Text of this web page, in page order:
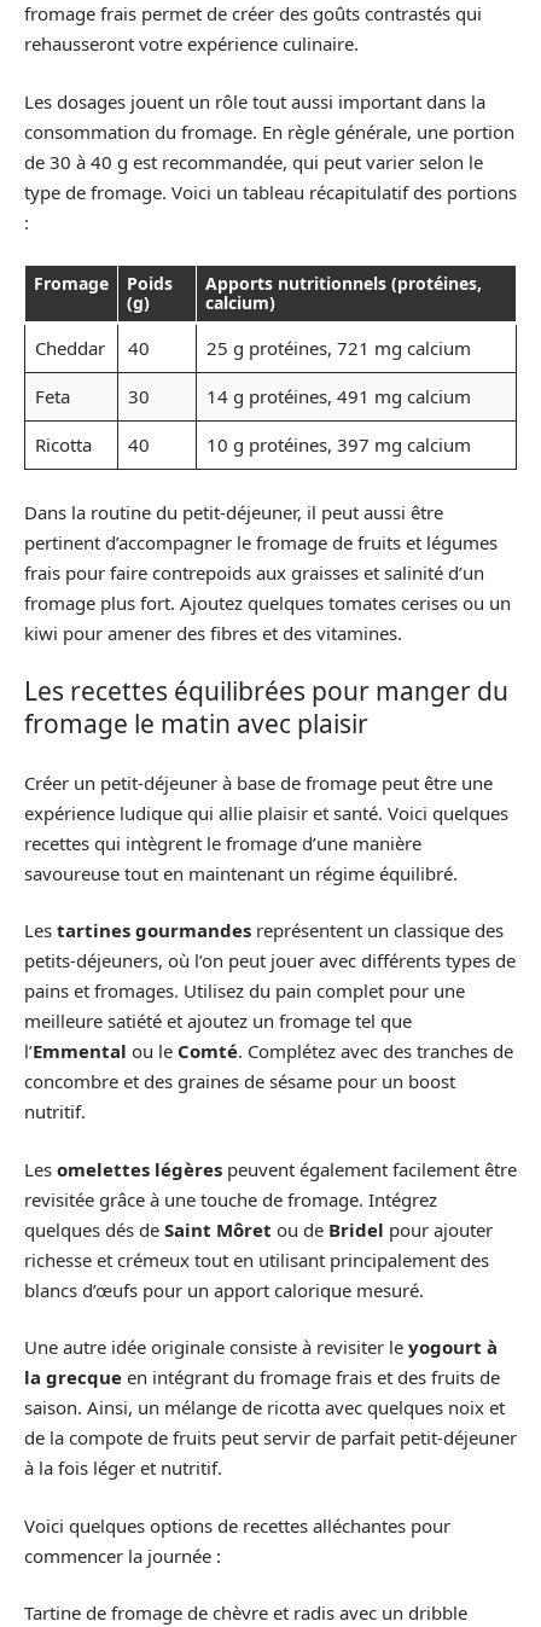
fromage frais permet de créer des goûts contrastés qui
rehausseront votre expérience culinaire.
Les dosages jouent un rôle tout aussi important dans la
consommation du fromage. En règle générale, une portion
de 30 à 40 g est recommandée, qui peut varier selon le
type de fromage. Voici un tableau récapitulatif des portions
:
Fromage
Poids
(g)
Apports nutritionnels (protéines,
calcium)
Cheddar 40
25 g protéines, 721 mg calcium
Feta
30
14 g protéines, 491 mg calcium
Ricotta
40 10 g protéines, 397 mg calcium
Dans la routine du petit-déjeuner, il peut aussi être
pertinent d’accompagner le fromage de fruits et légumes
frais pour faire contrepoids aux graisses et salinité d’un
fromage plus fort. Ajoutez quelques tomates cerises ou un
kiwi pour amener des fibres et des vitamines.
Les recettes équilibrées pour manger du
fromage le matin avec plaisir
Créer un petit-déjeuner à base de fromage peut être une
expérience ludique qui allie plaisir et santé. Voici quelques
recettes qui intègrent le fromage d’une manière
savoureuse tout en maintenant un régime équilibré.
Les tartines gourmandes représentent un classique des
petits-déjeuners, où l’on peut jouer avec différents types de
pains et fromages. Utilisez du pain complet pour une
meilleure satiété et ajoutez un fromage tel que
l’Emmental ou le Comté. Complétez avec des tranches de
concombre et des graines de sésame pour un boost
nutritif.
Les omelettes légères peuvent également facilement être
revisitée grâce à une touche de fromage. Intégrez
quelques dés de Saint Môret ou de Bridel pour ajouter
richesse et crémeux tout en utilisant principalement des
blancs d’œufs pour un apport calorique mesuré.
Une autre idée originale consiste à revisiter le yogourt à
la grecque en intégrant du fromage frais et des fruits de
saison. Ainsi, un mélange de ricotta avec quelques noix et
de la compote de fruits peut servir de parfait petit-déjeuner
à la fois léger et nutritif.
Voici quelques options de recettes alléchantes pour
commencer la journée :
Tartine de fromage de chèvre et radis avec un dribble